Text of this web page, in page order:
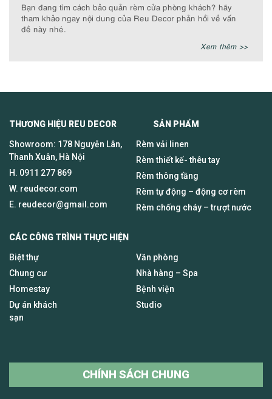
Bạn đang tìm cách bảo quản rèm cửa phòng khách? hãy
tham khảo ngay nội dung của Reu Decor phản hồi về vấn
đề này nhé.
Xem thêm >>
THƯƠNG HIỆU REU DECOR SẢN PHẨM
Showroom: 178 Nguyễn Lân,
Thanh Xuân, Hà Nội
H. 0911 277 869
W. reudecor.com
E. reudecor@gmail.com
Rèm vải linen
Rèm thiết kế- thêu tay
Rèm thông tầng
Rèm tự động – động cơ rèm
Rèm chống cháy – trượt nước
CÁC CÔNG TRÌNH THỰC HIỆN
Biệt thự
Chung cư
Homestay
Dự án khách
sạn
Văn phòng
Nhà hàng – Spa
Bệnh viện
Studio
CHÍNH SÁCH CHUNG